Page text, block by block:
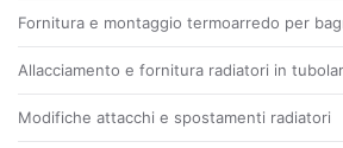
Fornitura e montaggio termoarredo per
Allacciamento e fornitura radiatori in
Modifiche attacchi e spostamenti radiatori